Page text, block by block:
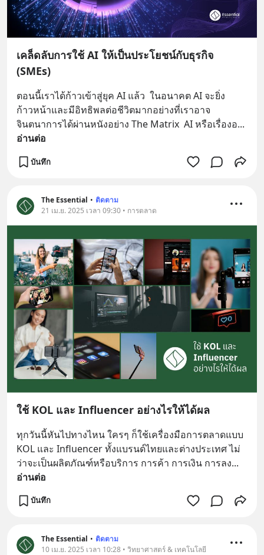
เคล็ดลับการใช้ AI ให้เป็นประโยชน์กับธุรกิจ
(SMEs)
ตอนนี้เราได้ก้าวเข้าสู่ยุค AI แล้ว  ในอนาคต AI จะยิ่ง
ก้าวหน้าและมีอิทธิพลต่อชีวิตมากอย่างที่เราอาจ
จินตนาการได้ผ่านหนังอย่าง The Matrix  AI หรือเรื่องอ
อ่านต่อ
บันทึก
The Essential • ติดตาม
21 เม.ย. 2025 เวลา 09:30 • การตลาด
ใช้ KOL และ Influencer อย่างไรให้ได้ผล
ทุกวันนี้หันไปทางไหน ใครๆ ก็ใช้เครื่องมือการตลาดแบบ
KOL และ Influencer ทั้งแบรนด์ไทยและต่างประเทศ ไม่
ว่าจะเป็นผลิตภัณฑ์หรือบริการ การค้า การเงิน การลง
อ่านต่อ
บันทึก
The Essential • ติดตาม
10 เม.ย. 2025 เวลา 10:28 • วิทยาศาสตร์ & เทคโนโลยี